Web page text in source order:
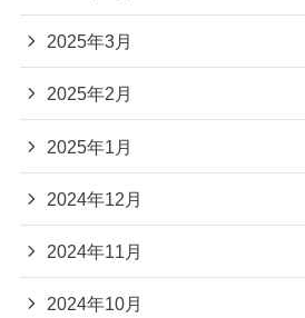
2025年3月
2025年2月
2025年1月
2024年12月
2024年11月
2024年10月